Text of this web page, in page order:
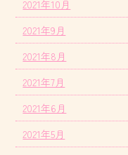
2021年10月
2021年9月
2021年8月
2021年7月
2021年6月
2021年5月